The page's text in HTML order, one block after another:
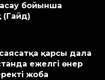
бойынша
(Гайд)
қарсы дала
ежелгі өнер
жоба